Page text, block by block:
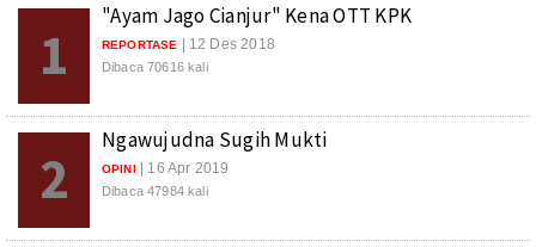
1
"Ayam Jago Cianjur" Kena OTT KPK
REPORTASE | 12 Des 2018
Dibaca 70616 kali
2
Ngawujudna Sugih Mukti
OPINI | 16 Apr 2019
Dibaca 47984 kali